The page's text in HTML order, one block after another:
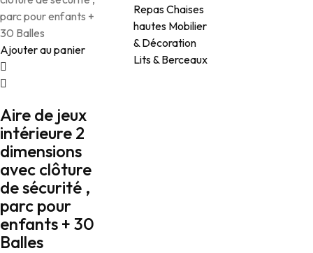
Ajouter au panier
Aire de jeux
intérieure 2
dimensions
avec clôture
de sécurité ,
parc pour
enfants + 30
Balles
RepasChaises
hautes Mobilier
& Décoration
Lits & Berceaux